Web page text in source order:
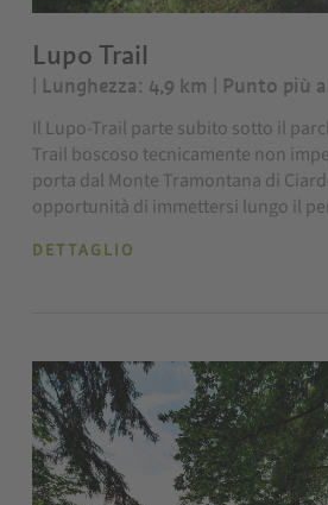
Lupo Trail
| Lunghezza: 4,9 km | Punto più
Il Lupo-Trail parte subito sotto il
Trail boscoso tecnicamente non
porta dal Monte Tramontana di
opportunità di immettersi lungo il
DETTAGLIO